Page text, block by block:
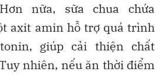
nữa, sữa chua chứa
axit amin hỗ trợ quá trình
giúp cải thiện chất
nhiên, nếu ăn thời điểm